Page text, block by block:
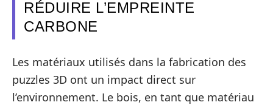
RÉDUIRE L’EMPREINTE
CARBONE
Les matériaux utilisés dans la fabrication des
puzzles 3D ont un impact direct sur
l’environnement. Le bois, en tant que matériau